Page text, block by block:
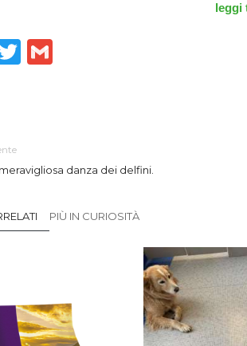
leggi
Twitter
meravigliosa danza dei delfini.
PIÙ IN CURIOSITÀ